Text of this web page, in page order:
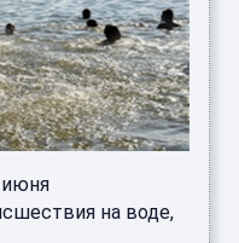
июня
на воде,